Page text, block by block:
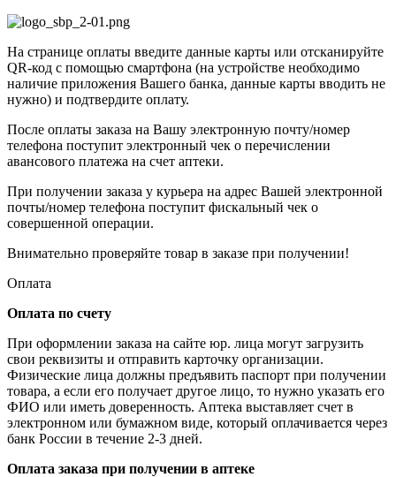
На странице оплаты введите данные карты или отсканируйте
QR-код с помощью смартфона (на устройстве необходимо
наличие приложения Вашего банка, данные карты вводить не
нужно) и подтвердите оплату.
После оплаты заказа на Вашу электронную почту/номер
телефона поступит электронный чек о перечислении
авансового платежа на счет аптеки.
При получении заказа у курьера на адрес Вашей электронной
почты/номер телефона поступит фискальный чек о
совершенной операции.
Внимательно проверяйте товар в заказе при получении!
Оплата
Оплата по счету
При оформлении заказа на сайте юр. лица могут загрузить
свои реквизиты и отправить карточку организации.
Физические лица должны предъявить паспорт при получении
товара, а если его получает другое лицо, то нужно указать его
ФИО или иметь доверенность. Аптека выставляет счет в
электронном или бумажном виде, который оплачивается через
банк России в течение 2-3 дней.
Оплата заказа при получении в аптеке